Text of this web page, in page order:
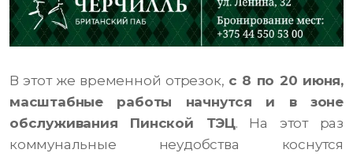
В этот же временной отрезок, с 8 по 20 июня,
масштабные работы начнутся и в зоне
обслуживания Пинской ТЭЦ. На этот раз
коммунальные неудобства коснутся